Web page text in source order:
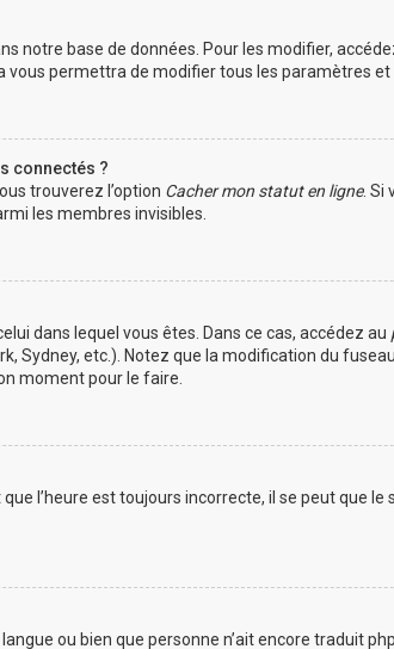
notre base de données. Pour les modifier,
permettra de modifier tous les paramètres
connectés ?
trouverez l’option Cacher mon statut en ligne. Si
les membres invisibles.
dans lequel vous êtes. Dans ce cas, accédez au
Sydney, etc.). Notez que la modification du
moment pour le faire.
l’heure est toujours incorrecte, il se peut que le
ou bien que personne n’ait encore traduit